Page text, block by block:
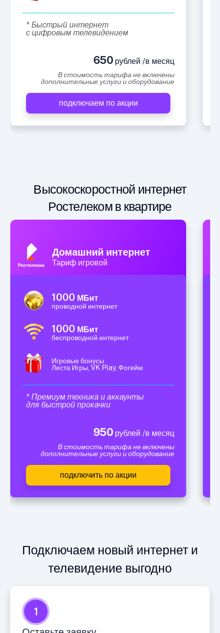
* Быстрый интернет
с цифровым телевидением
650 рублей /в месяц
В стоимость тарифа не включены
дополнительные услуги и оборудование
подключаем по акции
Высокоскоростной интернет
Ростелеком в квартире
Домашний интернет
Тариф игровой
1000 МБит
проводной интернет
1000 МБит
беспроводной интернет
Игровые бонусы
Леста Игры, VK Play, Фогейм
* Премиум техника и аккаунты
для быстрой прокачки
950 рублей /в месяц
В стоимость тарифа не включены
дополнительные услуги и оборудование
подключить по акции
Подключаем новый интернет и
телевидение выгодно
1